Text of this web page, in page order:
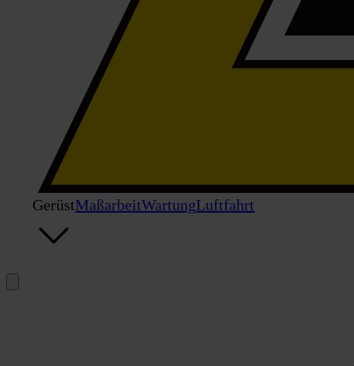
GerüstMaßarbeitWartungLuftfahrt